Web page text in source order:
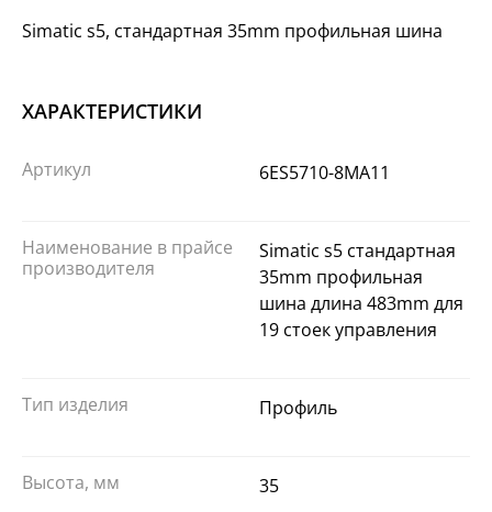
Simatic s5, стандартная 35mm профильная шина
ХАРАКТЕРИСТИКИ
Артикул 6ES5710-8MA11
Наименование в прайсе
производителя
Simatic s5 стандартная
35mm профильная
шина длина 483mm для
19 стоек управления
Тип изделия Профиль
Высота, мм 35